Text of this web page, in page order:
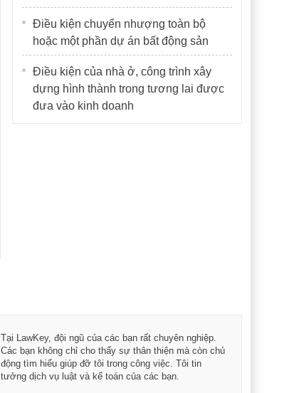
Điều kiện chuyển nhượng toàn bộ
hoặc một phần dự án bất động sản
Điều kiện của nhà ở, công trình xây
dựng hình thành trong tương lai được
đưa vào kinh doanh
Tại LawKey, đội ngũ của các bạn rất chuyên nghiệp.
Các bạn không chỉ cho thấy sự thân thiện mà còn chủ
động tìm hiểu giúp đỡ tôi trong công việc. Tôi tin
tưởng dịch vụ luật và kế toán của các bạn.